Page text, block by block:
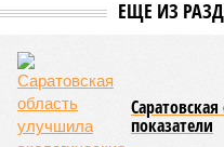
4 июня в Саратовской
противодействия
действующие механизмы
пространстве, а также меры
профилактики интернет-